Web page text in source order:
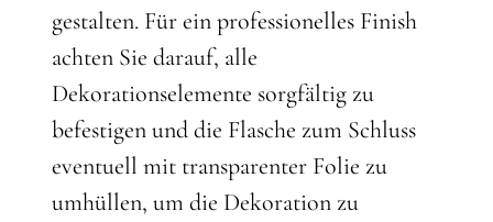
gestalten. Für ein professionelles Finish
achten Sie darauf, alle
Dekorationselemente sorgfältig zu
befestigen und die Flasche zum Schluss
eventuell mit transparenter Folie zu
umhüllen, um die Dekoration zu